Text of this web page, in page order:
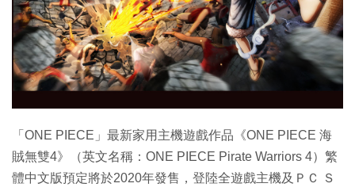
Enterprise Digital Transformation
特集
「ONE PIECE」最新家用主機遊戲作品《ONE PIECE 海
賊無雙4》（英文名稱：ONE PIECE Pirate Warriors 4）繁
體中文版預定將於2020年發售，登陸全遊戲主機及ＰＣ Ｓ